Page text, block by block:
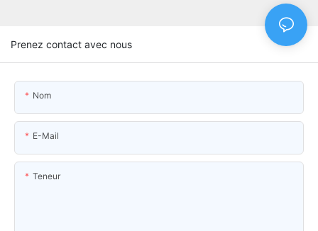
Prenez contact avec nous
Nom
E-Mail
Teneur